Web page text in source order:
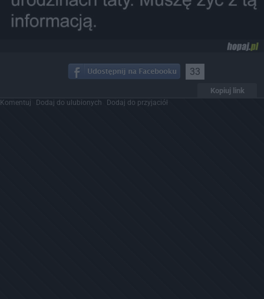
33
Kopiuj link
Komentuj Dodaj do ulubionych Dodaj do przyjaciół